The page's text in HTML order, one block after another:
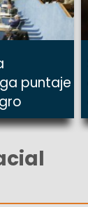
puntaje